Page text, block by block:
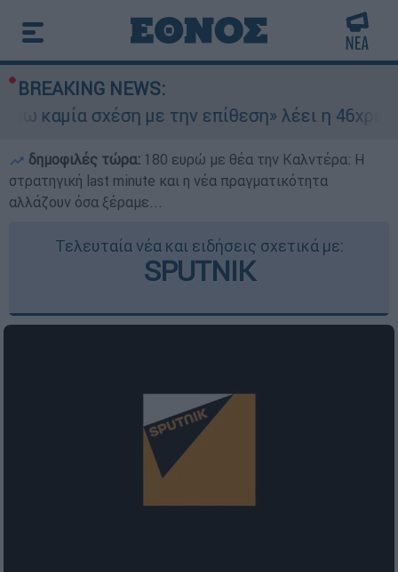
BREAKING NEWS:
σχέση με την επίθεση» λέει η 46χρονη - Τι
δημοφιλές τώρα: 180 ευρώ με θέα την Καλντέρα: Η
στρατηγική last minute και η νέα πραγματικότητα
αλλάζουν όσα ξέραμε...
Τελευταία νέα και ειδήσεις σχετικά με:
SPUTNIK